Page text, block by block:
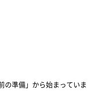
の準備」から始まっていま